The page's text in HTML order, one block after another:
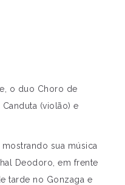
o duo Choro de
(violão) e
sua música
Deodoro, em frente
tarde no Gonzaga e